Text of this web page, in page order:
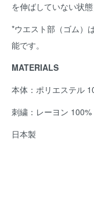
を伸ばしていない状
*ウエスト部（ゴム）
能です。
MATERIALS
本体：ポリエステル
刺繍：レーヨン 100%
日本製